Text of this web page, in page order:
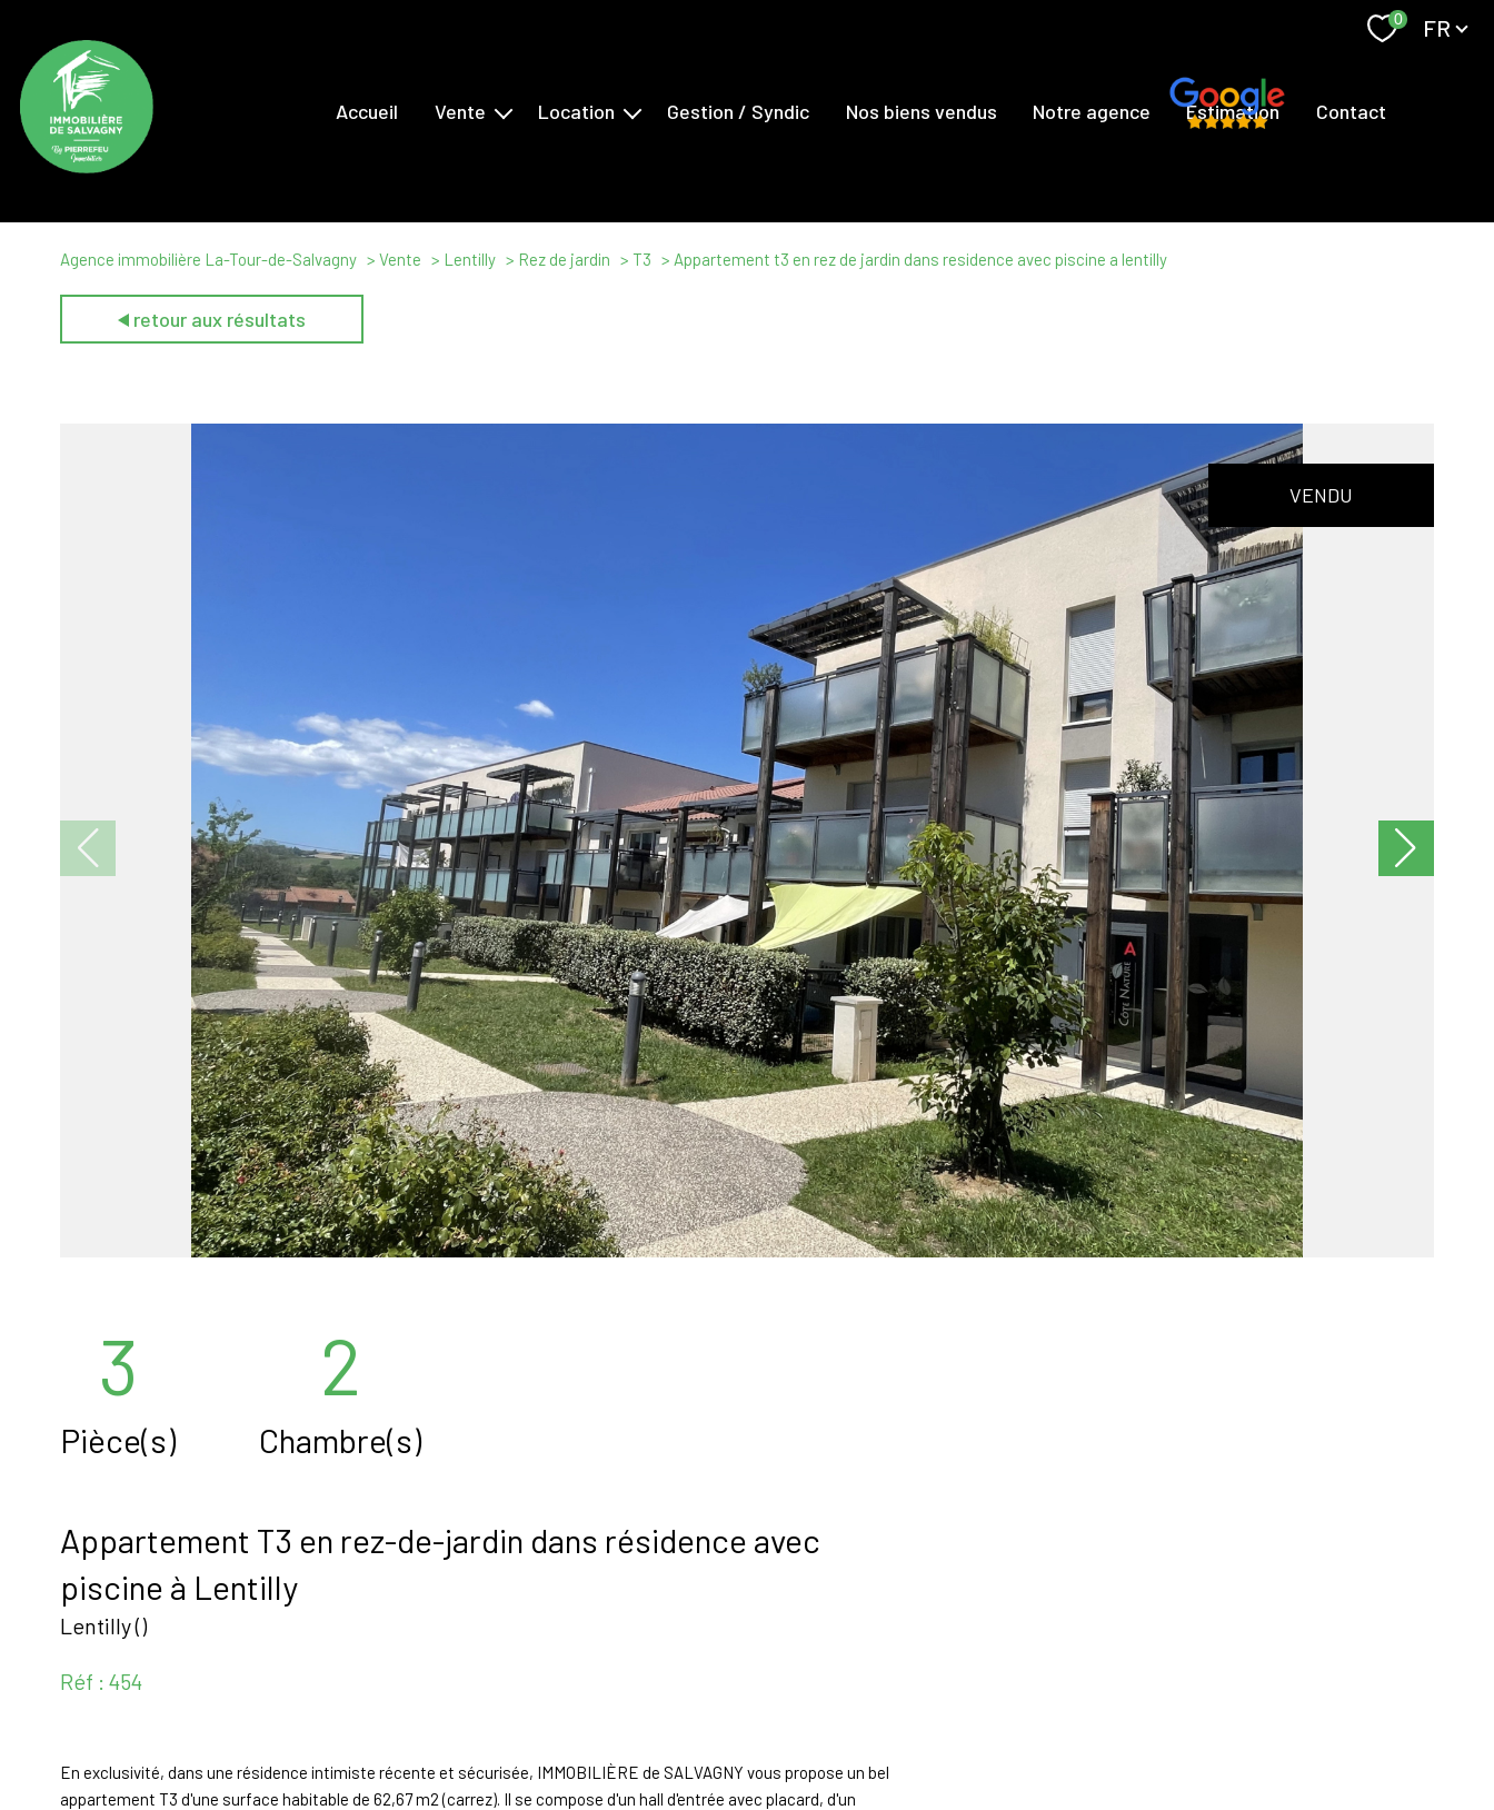
0 FR
Accueil Vente Location Gestion / Syndic Nos biens vendus Notre agence Estimation Contact
Agence immobilière La-Tour-de-Salvagny Vente Lentilly Rez de jardin T3 Appartement t3 en rez de jardin dans residence avec piscine a lentilly
retour aux résultats
VENDU
3
Pièce(s)
2
Chambre(s)
Appartement T3 en rez-de-jardin dans résidence avec
piscine à Lentilly
Lentilly ()
Réf : 454
En exclusivité, dans une résidence intimiste récente et sécurisée, IMMOBILIÈRE de SALVAGNY vous propose un bel
appartement T3 d'une surface habitable de 62,67 m2 (carrez). Il se compose d'un hall d'entrée avec placard, d'un